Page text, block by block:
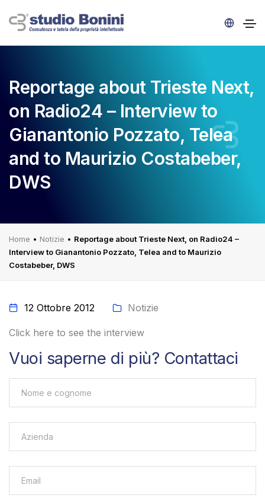
Reportage about Trieste Next,
on Radio24 – Interview to
Gianantonio Pozzato, Telea
and to Maurizio Costabeber,
DWS
Home • Notizie • Reportage about Trieste Next, on Radio24 –
Interview to Gianantonio Pozzato, Telea and to Maurizio
Costabeber, DWS
12 Ottobre 2012 Notizie
Click here to see the interview
Vuoi saperne di più? Contattaci